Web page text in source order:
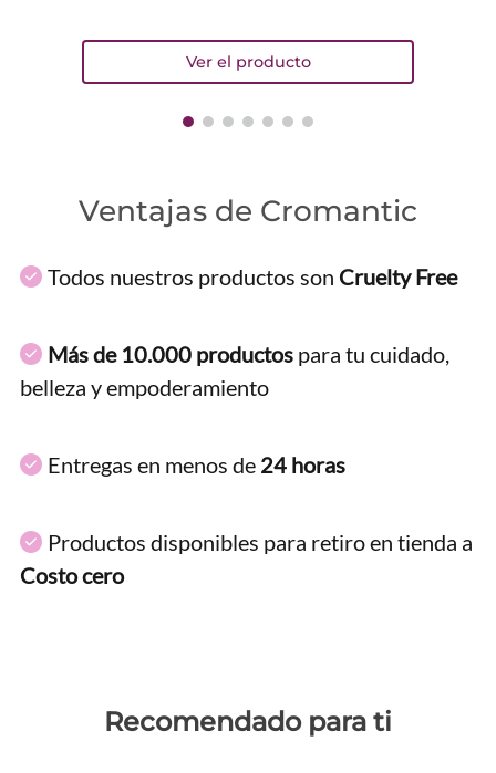
Ventajas de Cromantic
Todos nuestros productos son Cruelty Free
Más de 10.000 productos para tu cuidado,
belleza y empoderamiento
Entregas en menos de 24 horas
Productos disponibles para retiro en tienda a
Costo cero
Recomendado para ti